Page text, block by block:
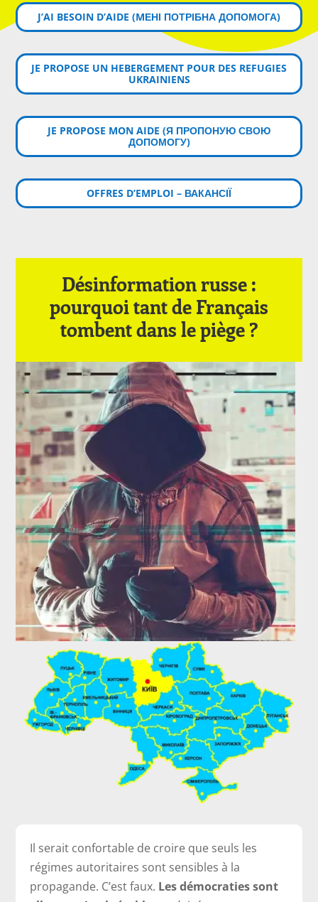
J’AI BESOIN D’AIDE (MЕНІ ПОТРІБНА ДОПОМОГА)
JE PROPOSE UN HEBERGEMENT POUR DES REFUGIES
UKRAINIENS
JE PROPOSE MON AIDE (Я ПРОПОНУЮ СВОЮ
ДОПОМОГУ)
OFFRES D’EMPLOI – ВАКАНСІЇ
Désinformation russe :
pourquoi tant de Français
tombent dans le piège ?
Il serait confortable de croire que seuls les
régimes autoritaires sont sensibles à la
propagande. C’est faux. Les démocraties sont